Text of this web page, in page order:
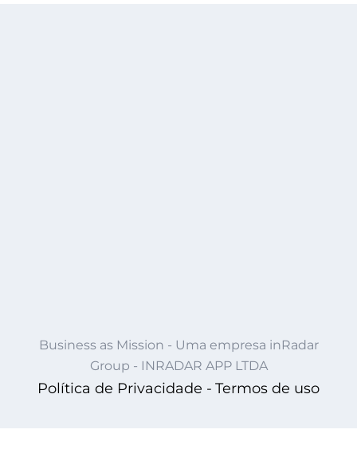
Business as Mission - Uma empresa inRadar
Group - INRADAR APP LTDA
Política de Privacidade - Termos de uso